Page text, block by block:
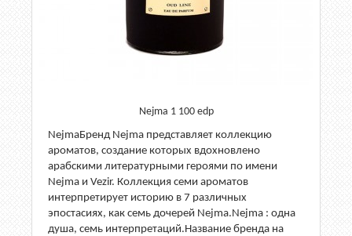
Nejma 1 100 edp
NejmaБренд Nejma представляет коллекцию
ароматов, создание которых вдохновлено
арабскими литературными героями по имени
Nejma и Vezir. Коллекция семи ароматов
интерпретирует историю в 7 различных
эпостасиях, как семь дочерей Nejma.Nejma : одна
душа, семь интерпретаций.Название бренда на